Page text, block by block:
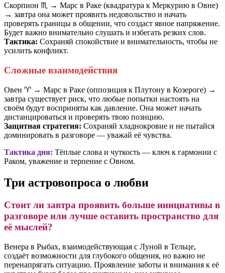
Скорпион ♏️ → Марс в Раке (квадратура к Меркурию в Овне)
→ завтра она может проявить недовольство и начать
проверять границы в общении, что создаст явное напряжение.
Будет важно внимательно слушать и избегать резких слов.
Тактика: Сохраняй спокойствие и внимательность, чтобы не
усилить конфликт.
Сложные взаимодействия
Овен ♈️ → Марс в Раке (оппозиция к Плутону в Козероге) →
завтра существует риск, что любые попытки настоять на
своём будут восприняты как давление. Она может начать
дистанцироваться и проверять твою позицию.
Защитная стратегия: Сохраняй хладнокровие и не пытайся
доминировать в разговоре — уважай её чувства.
Тактика дня: Тёплые слова и чуткость — ключ к гармонии с
Раком, уважение и терпение с Овном.
Три астровопроса о любви
Стоит ли завтра проявить больше инициативы в
разговоре или лучше оставить пространство для
её мыслей?
Венера в Рыбах, взаимодействующая с Луной в Тельце,
создаёт возможности для глубокого общения, но важно не
перенапрягать ситуацию. Проявление заботы и внимания к её